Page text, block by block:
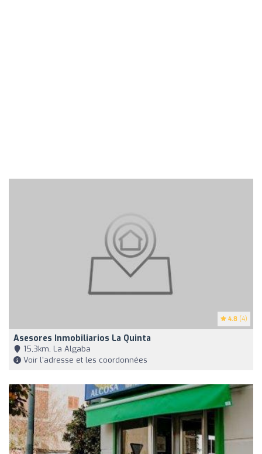
4.8 (4)
Asesores Inmobiliarios La Quinta
15,3km, La Algaba
Voir l'adresse et les coordonnées